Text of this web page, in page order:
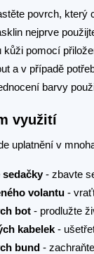
povrch, který
nejprve
kůži pomocí
a v případě
barvy
využití
uplatnění v
sedačky- zbavte
volantu -
bot - prodlužte
kabelek -
bund -